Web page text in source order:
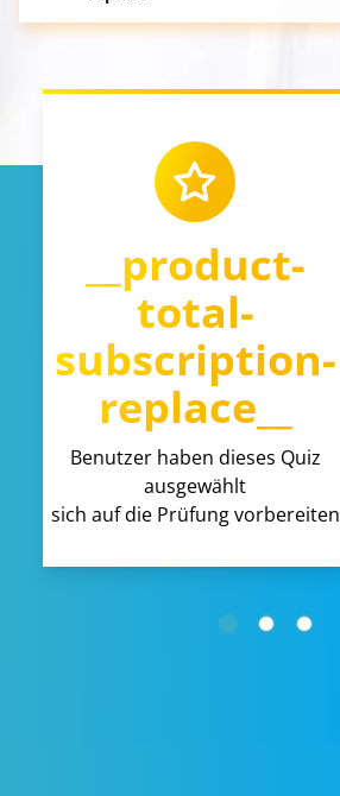
__product-
total-
subscription-
replace__
Benutzer haben dieses Quiz
ausgewählt
sich auf die Prüfung vorbereiten